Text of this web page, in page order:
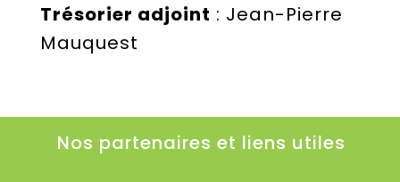
Trésorier adjoint : Jean-Pierre
Mauquest
Nos partenaires et liens utiles